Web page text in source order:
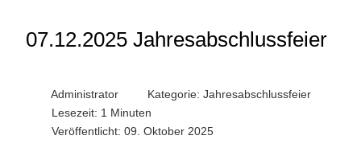
07.12.2025 Jahresabschlussfeier
Administrator Kategorie: Jahresabschlussfeier
Lesezeit: 1 Minuten
Veröffentlicht: 09. Oktober 2025